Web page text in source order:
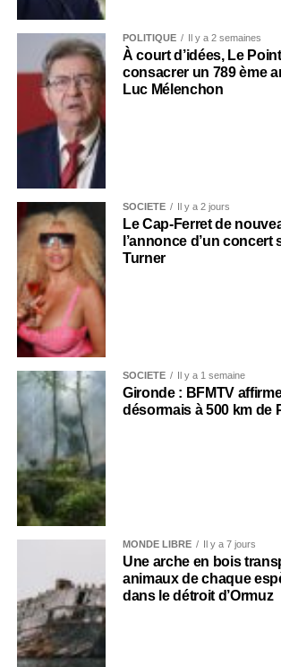
POLITIQUE Il y a 2 semaines
À court d’idées, Le
consacrer un 789 ème
Luc Mélenchon
SOCIÉTÉ Il y a 2 jours
Le Cap-Ferret de
l’annonce d’un concert
Turner
SOCIÉTÉ Il y a 1 semaine
Gironde : BFMTV
désormais à 500 km de
MONDE LIBRE Il y a 7 jours
Une arche en bois
animaux de chaque
dans le détroit d’Ormuz